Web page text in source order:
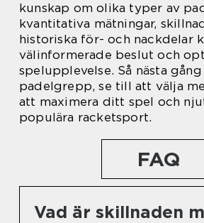
kunskap om olika typer av
kvantitativa mätningar,
historiska för- och nackdelar
välinformerade beslut och
spelupplevelse. Så nästa
padelgrepp, se till att välja
att maximera ditt spel och
populära racketsport.
FAQ
Vad är skillnaden